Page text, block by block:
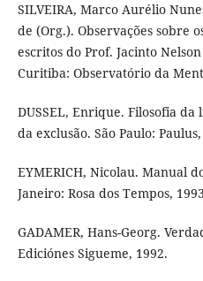
SILVEIRA, Marco Aurélio
de (Org.). Observações sobre
escritos do Prof. Jacinto
Curitiba: Observatório da
DUSSEL, Enrique. Filosofia
da exclusão. São Paulo:
EYMERICH, Nicolau. Manual
Janeiro: Rosa dos Tempos,
GADAMER, Hans-Georg.
Ediciónes Sigueme, 1992.